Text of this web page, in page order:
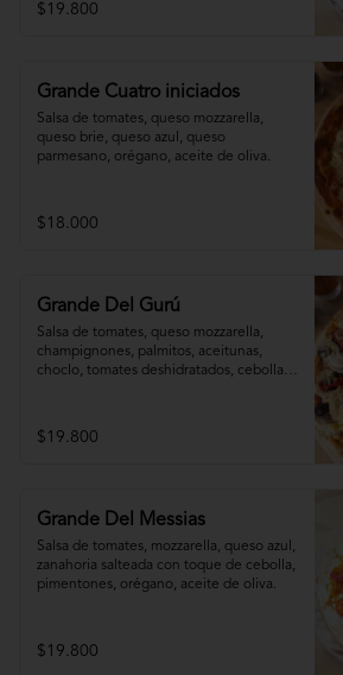
$19.800
Grande Cuatro iniciados
Salsa de tomates, queso mozzarella,
queso brie, queso azul, queso
parmesano, orégano, aceite de oliva.
$18.000
Grande Del Gurú
Salsa de tomates, queso mozzarella,
champignones, palmitos, aceitunas,
choclo, tomates deshidratados, cebolla
$19.800
Grande Del Messias
Salsa de tomates, mozzarella, queso azul,
zanahoria salteada con toque de cebolla,
pimentones, orégano, aceite de oliva.
$19.800